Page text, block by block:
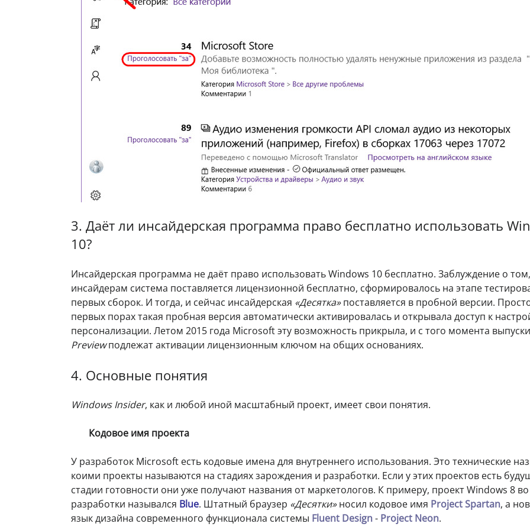
3. Даёт ли инсайдерская программа право бесплатно использовать
10?
Инсайдерская программа не даёт право использовать Windows 10 бесплатно. Заблуждение о
инсайдерам система поставляется лицензионной бесплатно, сформировалось на этапе
первых сборок. И тогда, и сейчас инсайдерская «Десятка»поставляется в пробной версии.
первых порах такая пробная версия автоматически активировалась и открывала доступ к
персонализации. Летом 2015 года Microsoft эту возможность прикрыла, и с того момента выпуски
Previewподлежат активации лицензионным ключом на общих основаниях.
4. Основные понятия
Windows Insider, как и любой иной масштабный проект, имеет свои понятия.
Кодовое имя проекта
У разработок Microsoft есть кодовые имена для внутреннего использования. Это технические
коими проекты называются на стадиях зарождения и разработки. Если у этих проектов есть
стадии готовности они уже получают названия от маркетологов. К примеру, проект Windows 8
разработки назывался Blue. Штатный браузер «Десятки»носил кодовое имя Project Spartan, а
язык дизайна современного функционала системы Fluent Design- Project Neon.